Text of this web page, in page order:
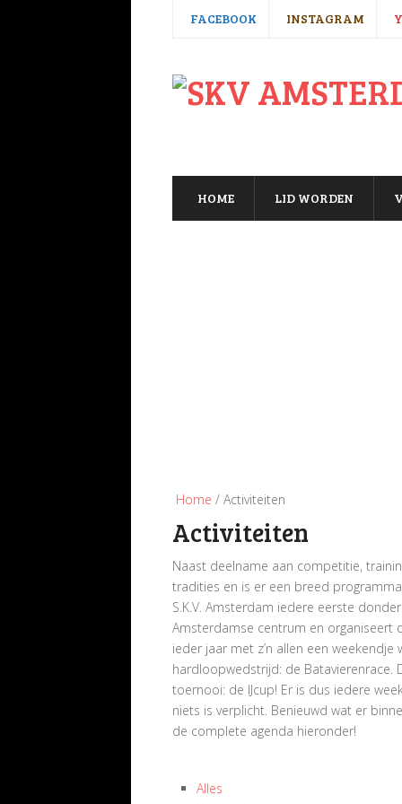
FACEBOOK INSTAGRAM
HOME LID WORDEN
Home / Activiteiten
Activiteiten
Naast deelname aan competitie,
tradities en is er een breed
S.K.V. Amsterdam iedere eerste
Amsterdamse centrum en organiseert
ieder jaar met z’n allen een
hardloopwedstrijd: de Batavierenrace.
toernooi: de IJcup! Er is dus iedere
niets is verplicht. Benieuwd wat er
de complete agenda hieronder!
Alles